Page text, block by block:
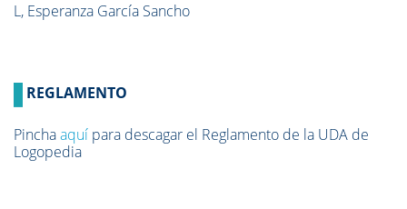
L, Esperanza García Sancho
REGLAMENTO
Pinchaaquí para descagar el Reglamento de la UDA de
Logopedia